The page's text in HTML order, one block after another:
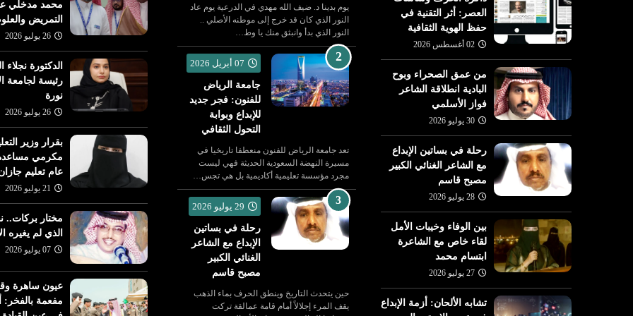
العصر: أثر التقنية في
حفظ الهوية الثقافية
02 أغسطس 2026
من عمق الصحراء وبوح
البادية انطلاقة الشاعر
فواز الأسلمي
30 يوليو 2026
رحلة في بساتين الإبداع
مع الشاعر الغنائي الكبير
مصبح قاسم
28 يوليو 2026
بين الوفاء وخيبات الأمل
لقاء خاص مع الشاعرة
ابتسام محمد
27 يوليو 2026
تشابه الألحان: أزمة الإبداع
يوم بدينا د. ضيف الله مهدي في الدرعية يوم عاد
النور الذي كان قد خرج إلى موطنه الأصلي ..
النور الذي بدأ وانبثق منك يا وط…
07 أبريل 2026
جامعة الرياض
للفنون: فجر جديد
للإبداع وبوابة
التحول الثقافي
تعد جامعة الرياض للفنون منعطفا تاريخيا في
مسيرة النهضة السعودية الحديثة فهي ليست
مجرد مؤسسة تعليمية أكاديمية بل هي تجس…
29 يوليو 2026
رحلة في بساتين
الإبداع مع الشاعر
الغنائي الكبير
مصبح قاسم
حين يتحدث التاريخ وينطق الحرف بماء الذهب
يقف المرء إجلالاً أمام قامة عمالقة تركت
محمد مدخلي
التمريض
26 يوليو 2026
الدكتورة نجلاء
رئيسة لجامعة
نورة
26 يوليو 2026
بقرار وزير
مكرمي مساعدة
عام تعليم
21 يوليو 2026
مختار بركات..
الذي لم يغيره
07 يوليو 2026
عيون ساهرة
مفعمة بالفخر:
- نهى مكرمي
أخبار متنوعة
مختار بركات.. نقاء المعدن الذي
لم يغيره الاعتزال
أخبار متنوعة
26 يوليو 2026
فن الهندسة الصوتية والتوزيع
الموسيقي
26 يوليو 2026
تعيين الدكتور أيمن بن
مدخلي عميداً لكلية
والعلوم الصحية